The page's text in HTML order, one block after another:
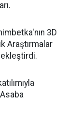
3D
Araştırmalar